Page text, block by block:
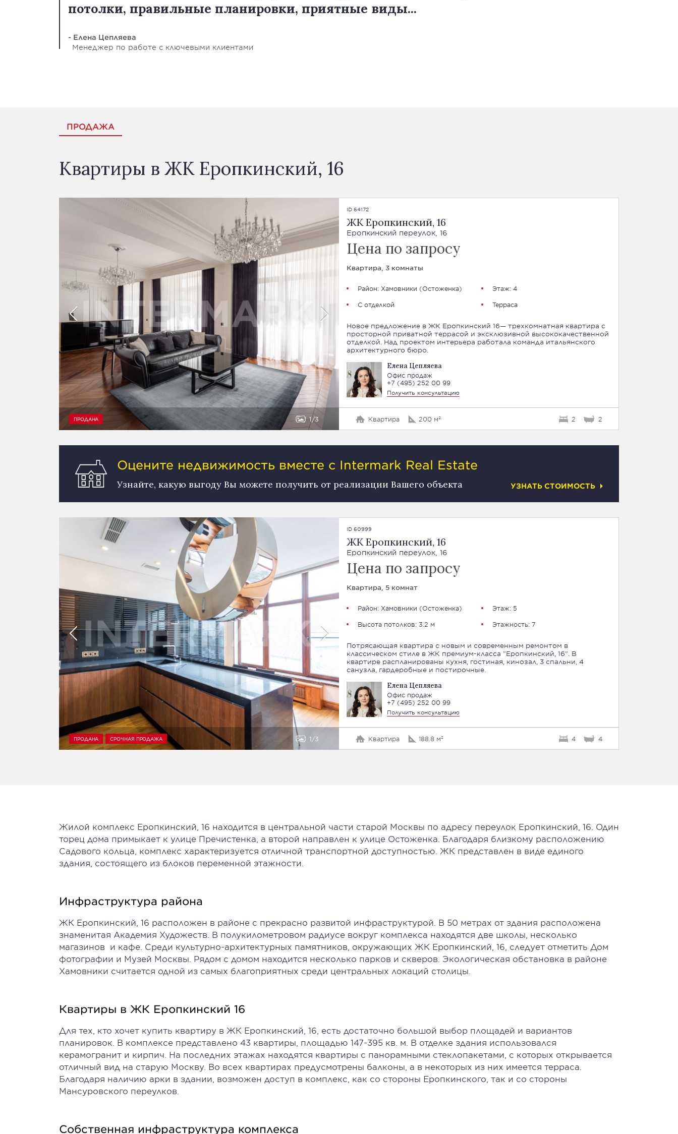
потолки, правильные планировки, приятные виды...
- Елена Цепляева
Менеджер по работе с ключевыми клиентами
ПРОДАЖА
Квартиры в ЖК Еропкинский, 16
ПРОДАНА 1 3
ID 64172
ЖК Еропкинский, 16
Еропкинский переулок, 16
Цена по запросу
Квартира, 3 комнаты
Район: Хамовники (Остоженка)
Этаж: 4
С отделкой
Терраса
Новое предложение в ЖК Еропкинский 16— трехкомнатная квартира с
просторной приватной террасой и эксклюзивной высококачественной
отделкой. Над проектом интерьера работала команда итальянского
архитектурного бюро.
Елена Цепляева
Офис продаж
+7 (495) 252 00 99
Получить консультацию
Квартира 200 м² 2 2
Оцените недвижимость вместе с Intermark Real Estate
Узнайте, какую выгоду Вы можете получить от реализации Вашего объекта УЗНАТЬ СТОИМОСТЬ
ПРОДАНА СРОЧНАЯ ПРОДАЖА 1 3
ID 60999
ЖК Еропкинский, 16
Еропкинский переулок, 16
Цена по запросу
Квартира, 5 комнат
Район: Хамовники (Остоженка)
Этаж: 5
Высота потолков: 3.2 м
Этажность: 7
Потрясающая квартира с новым и современным ремонтом в
классическом стиле в ЖК премиум-класса "Еропкинский, 16". В
квартире распланированы кухня, гостиная, кинозал, 3 спальни, 4
санузла, гардеробные и постирочные.
Елена Цепляева
Офис продаж
+7 (495) 252 00 99
Получить консультацию
Квартира 188.8 м² 4 4
Жилой комплекс Еропкинский, 16 находится в центральной части старой Москвы по адресу переулок Еропкинский, 16. Один
торец дома примыкает к улице Пречистенка, а второй направлен к улице Остоженка. Благодаря близкому расположению
Садового кольца, комплекс характеризуется отличной транспортной доступностью. ЖК представлен в виде единого
здания, состоящего из блоков переменной этажности.
Инфраструктура района
ЖК Еропкинский, 16 расположен в районе с прекрасно развитой инфраструктурой. В 50 метрах от здания расположена
знаменитая Академия Художеств. В полукилометровом радиусе вокруг комплекса находятся две школы, несколько
магазинов и кафе. Среди культурно-архитектурных памятников, окружающих ЖК Еропкинский, 16, следует отметить Дом
фотографии и Музей Москвы. Рядом с домом находится несколько парков и скверов. Экологическая обстановка в районе
Хамовники считается одной из самых благоприятных среди центральных локаций столицы.
Квартиры в ЖК Еропкинский 16
Для тех, кто хочет купить квартиру в ЖК Еропкинский, 16, есть достаточно большой выбор площадей и вариантов
планировок. В комплексе представлено 43 квартиры, площадью 147-395 кв. м. В отделке здания использовался
керамогранит и кирпич. На последних этажах находятся квартиры с панорамными стеклопакетами, с которых открывается
отличный вид на старую Москву. Во всех квартирах предусмотрены балконы, а в некоторых из них имеется терраса.
Благодаря наличию арки в здании, возможен доступ в комплекс, как со стороны Еропкинского, так и со стороны
Мансуровского переулков.
Собственная инфраструктура комплекса